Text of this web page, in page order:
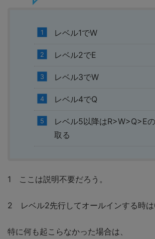
レベル1でW
レベル2でE
レベル3でW
レベル4でQ
レベル5以降はR>W>Q>E
取る
1 ここは説明不要だろう。
2 レベル2先行してオールインする時は
特に何も起こらなかった場合は、